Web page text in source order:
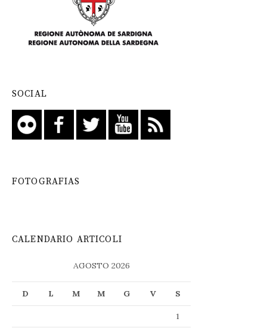
SOCIAL
FOTOGRAFIAS
CALENDARIO ARTICOLI
AGOSTO 2026
D L M M G V S
1